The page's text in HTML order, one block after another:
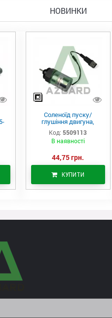
НОВИНКИ
Соленоїд пуску/
глушіння двигуна,
актуатор (550-9113)
Код: 5509113
В наявності
44,75 грн.
КУПИТИ